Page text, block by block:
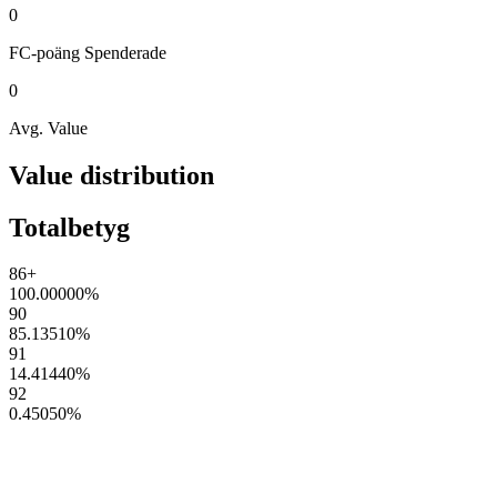
0
FC-poäng Spenderade
0
Avg. Value
Value distribution
Totalbetyg
86+
100.00000%
90
85.13510%
91
14.41440%
92
0.45050%